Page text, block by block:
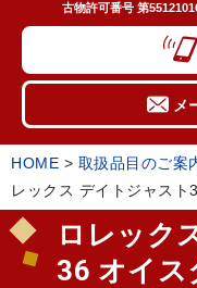
古物許可番号 第
メ
HOME > 取扱品目のご案
レックス デイトジャス
ロレック
36 オイス